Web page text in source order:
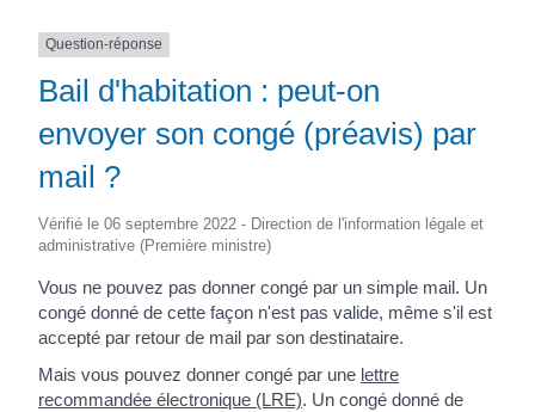
Question-réponse
Bail d'habitation : peut-on
envoyer son congé (préavis) par
mail ?
Vérifié le 06 septembre 2022 - Direction de l'information légale et
administrative (Première ministre)
Vous ne pouvez pas donner congé par un simple mail. Un
congé donné de cette façon n'est pas valide, même s'il est
accepté par retour de mail par son destinataire.
Mais vous pouvez donner congé par une lettre
recommandée électronique (LRE). Un congé donné de